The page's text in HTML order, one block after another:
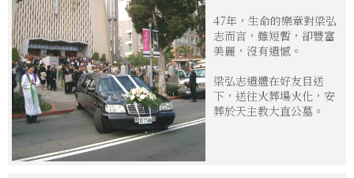
47年，生命的樂章對梁弘
志而言，雖短暫，卻豐富
美麗，沒有遺憾。
梁弘志遺體在好友目送
下，送往火葬場火化，安
葬於天主教大直公墓。